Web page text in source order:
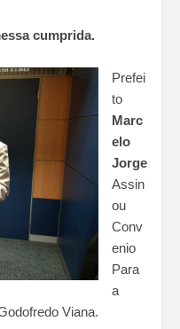
cumprida.
Prefei
to
Marc
elo
Jorge
Assin
ou
Conv
enio
Para
a
Viana.